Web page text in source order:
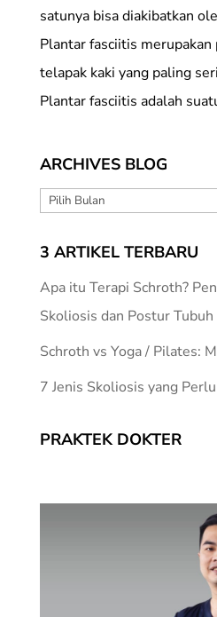
satunya bisa diakibatkan
Plantar fasciitis merupakan
telapak kaki yang paling
Plantar fasciitis adalah
ARCHIVES BLOG
ARCHIVES
3 ARTIKEL TERBARU
Apa itu Terapi Schroth?
Skoliosis dan Postur
Schroth vs Yoga / Pilates:
7 Jenis Skoliosis yang
PRAKTEK DOKTER